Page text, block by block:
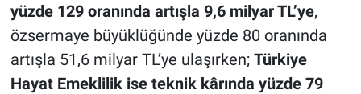
yüzde 129 oranında artışla 9,6 milyar TL’ye,
özsermaye büyüklüğünde yüzde 80 oranında
artışla 51,6 milyar TL’ye ulaşırken; Türkiye
Hayat Emeklilik ise teknik kârında yüzde 79